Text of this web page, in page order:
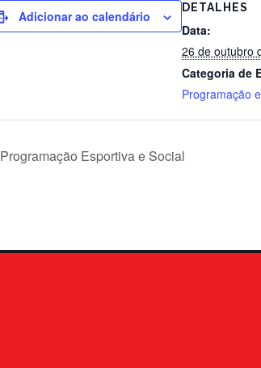
Adicionar ao calendário
DETALHES
Data:
26 de outubro
Categoria de
Programação
Programação Esportiva e Social